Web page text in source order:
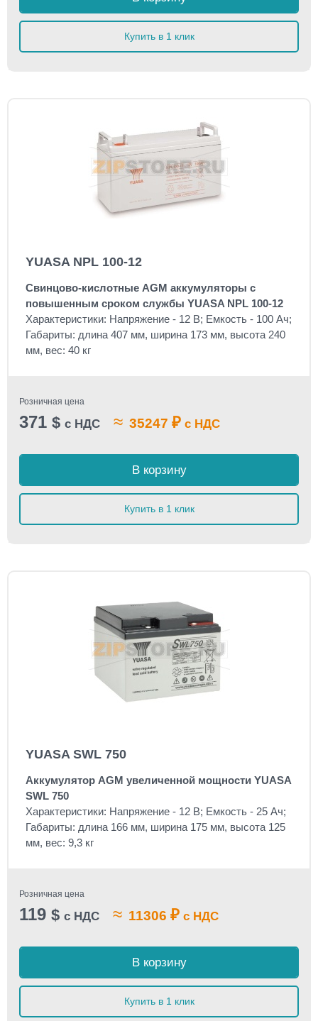
Купить в 1 клик
YUASA NPL 100-12
Свинцово-кислотные AGM аккумуляторы с
повышенным сроком службы YUASA NPL 100-12
Характеристики: Напряжение - 12 В; Емкость - 100 Ач;
Габариты: длина 407 мм, ширина 173 мм, высота 240
мм, вес: 40 кг
Розничная цена
371 $ с НДС ≈ 35247 ₽ с НДС
В корзину
Купить в 1 клик
YUASA SWL 750
Аккумулятор AGM увеличенной мощности YUASA
SWL 750
Характеристики: Напряжение - 12 В; Емкость - 25 Ач;
Габариты: длина 166 мм, ширина 175 мм, высота 125
мм, вес: 9,3 кг
Розничная цена
119 $ с НДС ≈ 11306 ₽ с НДС
В корзину
Купить в 1 клик